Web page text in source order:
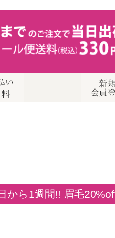
から1週間!! 眉毛